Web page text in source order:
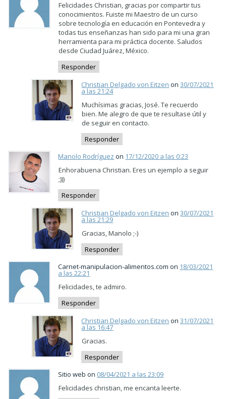
Felicidades Christian, gracias por compartir tus
conocimientos. Fuiste mi Maestro de un curso
sobre tecnología en educación en Pontevedra y
todas tus enseñanzas han sido para mi una gran
herramienta para mi práctica docente. Saludos
desde Ciudad Juárez, México.
Responder
Christian Delgado von Eitzen on30/07/2021
a las 21:24
Muchísimas gracias, José. Te recuerdo
bien. Me alegro de que te resultase útil y
de seguir en contacto.
Responder
Manolo Rodríguez on 17/12/2020 a las 0:23
Enhorabuena Christian. Eres un ejemplo a seguir
;)))
Responder
Christian Delgado von Eitzen on30/07/2021
a las 21:29
Gracias, Manolo ;-)
Responder
Carnet-manipulacion-alimentos.com on 18/03/2021
a las 22:21
Felicidades, te admiro.
Responder
Christian Delgado von Eitzen on31/07/2021
a las 16:47
Gracias.
Responder
Sitio web on 08/04/2021 a las 23:09
Felicidades christian, me encanta leerte.